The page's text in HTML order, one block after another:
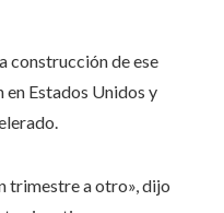
construcción de ese
en Estados Unidos y
trimestre a otro», dijo